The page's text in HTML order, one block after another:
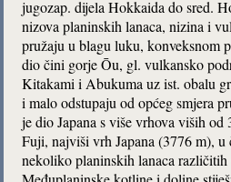
jugozap. dijela Hokkaida do sred.
nizova planinskih lanaca, nizina i
pružaju u blagu luku, konveksnom
dio čini gorje Ōu, gl. vulkansko
Kitakami i Abukuma uz ist. obalu
i malo odstupaju od općeg smjera
je dio Japana s više vrhova viših
Fuji, najviši vrh Japana (3776 m), u
nekoliko planinskih lanaca različitih